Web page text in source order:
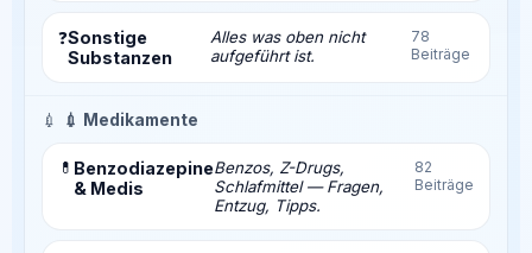
❓Sonstige
Substanzen
Alles was oben nicht
aufgeführt ist.
78
Beiträge
💉 💉 Medikamente
💊 Benzodiazepine
& Medis
Benzos, Z-Drugs,
Schlafmittel — Fragen,
Entzug, Tipps.
82
Beiträge